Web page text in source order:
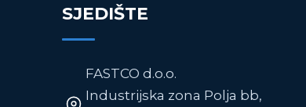
SJEDIŠTE
FASTCO d.o.o.
Industrijska zona Polja bb,